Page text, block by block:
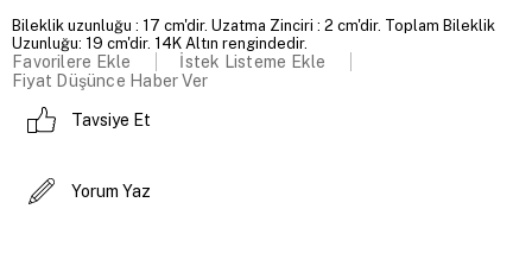
Bileklik uzunluğu : 17 cm'dir. Uzatma Zinciri : 2 cm'dir. Toplam Bileklik
Uzunluğu: 19 cm'dir. 14K Altın rengindedir.
Favorilere Ekle
İstek Listeme Ekle
Fiyat Düşünce Haber Ver
Tavsiye Et
Yorum Yaz